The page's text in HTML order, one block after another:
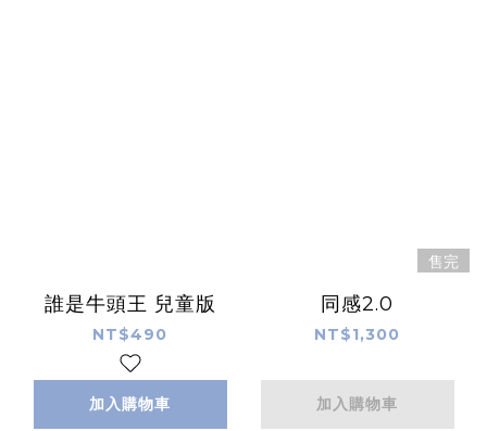
誰是牛頭王 兒童版
NT$490
加入購物車
售完
同感2.0
NT$1,300
加入購物車